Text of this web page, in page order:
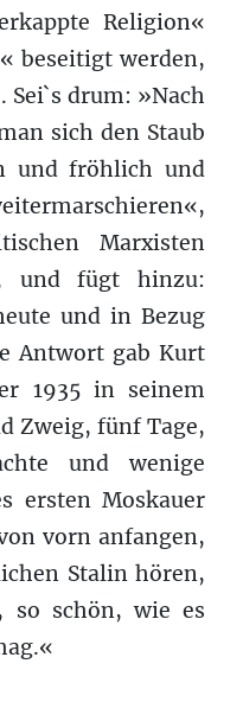
Religion«
beseitigt werden,
Sei`s drum: »Nach
sich den Staub
und fröhlich und
Marxisten
und fügt hinzu:
und in Bezug
Antwort gab Kurt
1935 in seinem
Zweig, fünf Tage,
und wenige
ersten Moskauer
vorn anfangen,
Stalin hören,
so schön, wie es